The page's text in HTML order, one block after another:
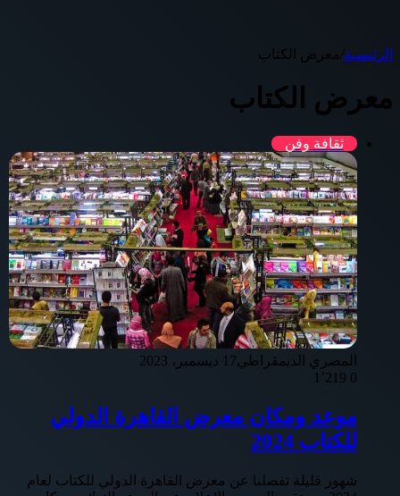
الرئيسية معرض الكتاب
معرض الكتاب
ثقافة وفن
المصري الديمقراطي17 ديسمبر، 2023
0
موعد ومكان معرض القاهرة الدولي
للكتاب 2024
شهور قليلة تفصلنا عن معرض القاهرة الدولي للكتاب لعام